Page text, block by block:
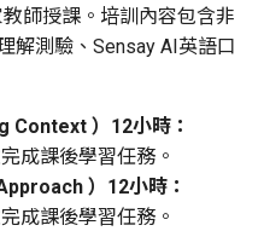
師授課。培訓內容包含非
解測驗、Sensay AI英語口
Context ）12小時：
成課後學習任務。
） 12小時 ：
成課後學習任務。